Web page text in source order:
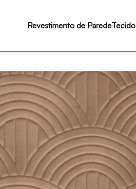
Revestimento de ParedeTecido